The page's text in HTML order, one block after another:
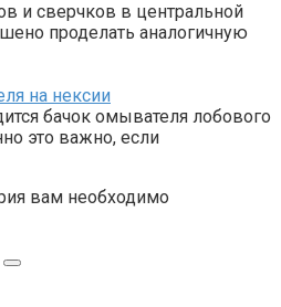
и сверчков в центральной
проделать аналогичную
на нексии
бачок омывателя лобового
это важно, если
вам необходимо